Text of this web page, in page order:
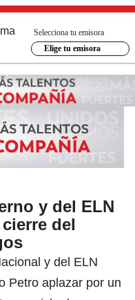
Selecciona tu emisora
Elige tu emisora
y del ELN
del
y del ELN
Petro aplazar por un